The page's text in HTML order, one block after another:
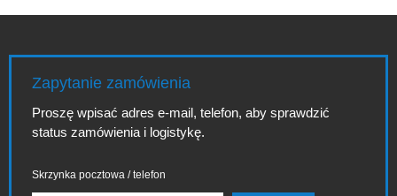
Zapytanie zamówienia
Proszę wpisać adres e-mail, telefon, aby sprawdzić
status zamówienia i logistykę.
Skrzynka pocztowa / telefon